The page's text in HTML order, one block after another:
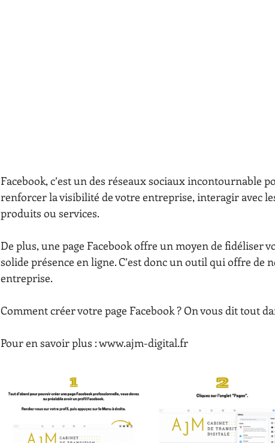
Facebook, c’est un des réseaux sociaux incontournable
renforcer la visibilité de votre entreprise, interagir avec
produits ou services.
De plus, une page Facebook offre un moyen de fidéliser
solide présence en ligne. C’est donc un outil qui offre de
entreprise.
Comment créer votre page Facebook ? On vous dit tout
Pour en savoir plus : www.ajm-digital.fr